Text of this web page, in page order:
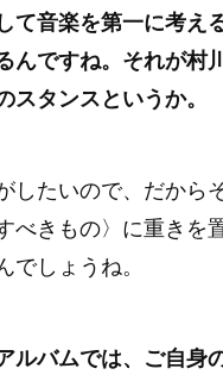
て音楽を第一に考え
んですね。それが村
スタンスというか。
したいので、だから
べきもの〉に重きを
でしょうね。
バムでは、ご自身